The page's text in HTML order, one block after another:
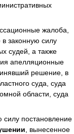
жалоба,
законную силу
судей, а также
апелляционные
решение, в
суда, суда
области, суда
постановление
, вынесенное